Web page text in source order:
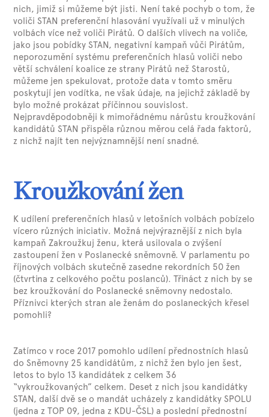
nich, jimiž si můžeme být jisti. Není také pochyb o tom, že
voliči STAN preferenční hlasování využívali už v minulých
volbách více než voliči Pirátů. O dalších vlivech na voliče,
jako jsou pobídky STAN, negativní kampaň vůči Pirátům,
neporozumění systému preferenčních hlasů voliči nebo
větší schválení koalice ze strany Pirátů než Starostů,
můžeme jen spekulovat, protože data v tomto směru
poskytují jen vodítka, ne však údaje, na jejichž základě by
bylo možné prokázat příčinnou souvislost.
Nejpravděpodobněji k mimořádnému nárůstu kroužkování
kandidátů STAN přispěla různou měrou celá řada faktorů,
z nichž najít ten nejvýznamnější není snadné.
Kroužkování žen
K udílení preferenčních hlasů v letošních volbách pobízelo
vícero různých iniciativ. Možná nejvýraznější z nich byla
kampaň Zakroužkuj ženu, která usilovala o zvýšení
zastoupení žen v Poslanecké sněmovně. V parlamentu po
říjnových volbách skutečně zasedne rekordních 50 žen
(čtvrtina z celkového počtu poslanců). Třináct z nich by se
bez kroužkování do Poslanecké sněmovny nedostalo.
Příznivci kterých stran ale ženám do poslaneckých křesel
pomohli?
Zatímco v roce 2017 pomohlo udílení přednostních hlasů
do Sněmovny 25 kandidátům, z nichž žen bylo jen šest,
letos to bylo 13 kandidátek z celkem 36
“vykroužkovaných” celkem. Deset z nich jsou kandidátky
STAN, další dvě se o mandát ucházely z kandidátky SPOLU
(jedna z TOP 09, jedna z KDU-ČSL) a poslední přednostní